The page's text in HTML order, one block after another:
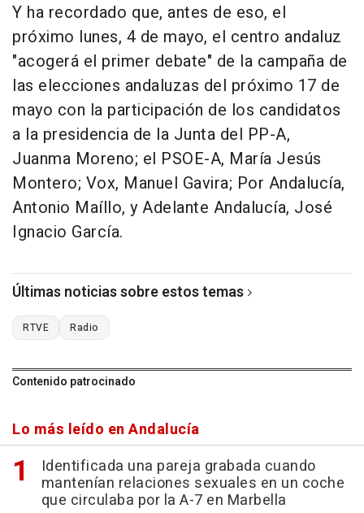
Y ha recordado que, antes de eso, el
próximo lunes, 4 de mayo, el centro andaluz
"acogerá el primer debate" de la campaña de
las elecciones andaluzas del próximo 17 de
mayo con la participación de los candidatos
a la presidencia de la Junta del PP-A,
Juanma Moreno; el PSOE-A, María Jesús
Montero; Vox, Manuel Gavira; Por Andalucía,
Antonio Maíllo, y Adelante Andalucía, José
Ignacio García.
Últimas noticias sobre estos temas
RTVE Radio
Contenido patrocinado
Lo más leído en Andalucía
Identificada una pareja grabada cuando
mantenían relaciones sexuales en un coche
que circulaba por la A-7 en Marbella